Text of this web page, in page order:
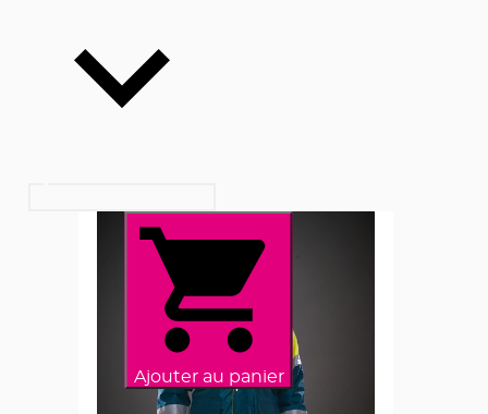
Ajouter au panier